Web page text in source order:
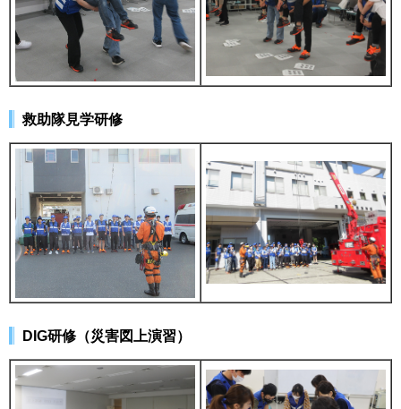
救助隊見学研修
DIG研修（災害図上演習）